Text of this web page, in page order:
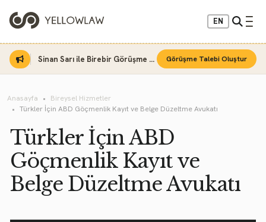
EN
Sinan Sarı ile Birebir Görüşme Fırsatı Görüşme Talebi Oluştur
Anasayfa
Bireysel Hizmetler
Türkler İçin ABD Göçmenlik Kayıt ve Belge Düzeltme Avukatı
Türkler İçin ABD
Göçmenlik Kayıt ve
Belge Düzeltme Avukatı